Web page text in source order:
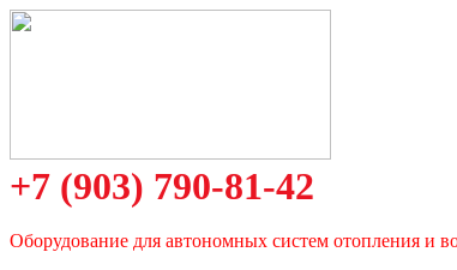
+7 (903) 790-81-42
Оборудование для автономных систем отопления и